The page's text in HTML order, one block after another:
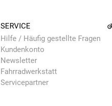
SERVICE
Hilfe / Häufig gestellte Fragen
Kundenkonto
Newsletter
Fahrradwerkstatt
Servicepartner